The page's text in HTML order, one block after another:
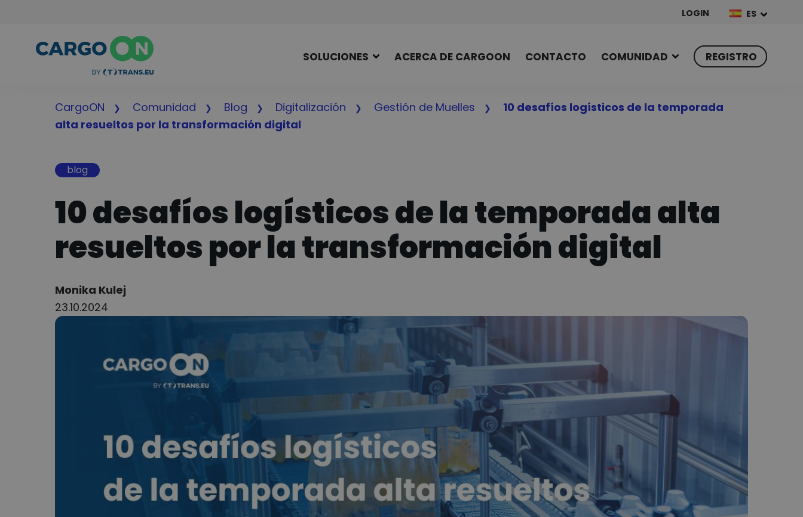
LOGIN ES
SOLUCIONES ACERCA DE CARGOON CONTACTO COMUNIDAD REGISTRO
CargoON Comunidad Blog Digitalización Gestión de Muelles
10 desafíos logísticos de la temporada
alta resueltos por la transformación digital
blog
10 desafíos logísticos de la temporada alta
resueltos por la transformación digital
Author:
Monika Kulej
23.10.2024